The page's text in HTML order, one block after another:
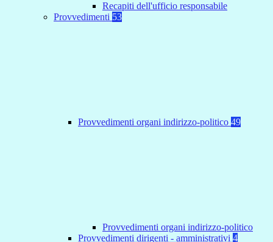
Recapiti dell'ufficio responsabile
Provvedimenti 53
Provvedimenti organi indirizzo-politico 49
Provvedimenti organi indirizzo-politico
Provvedimenti dirigenti - amministrativi 4